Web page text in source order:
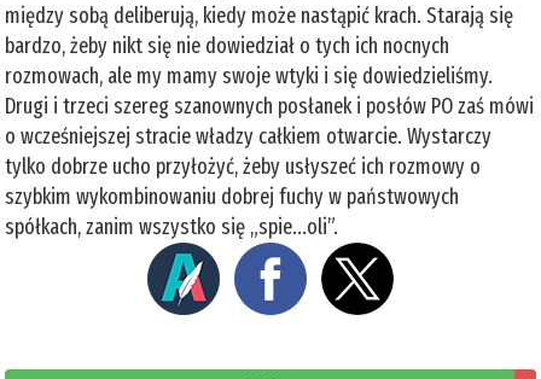
między sobą deliberują, kiedy może nastąpić krach. Starają się
bardzo, żeby nikt się nie dowiedział o tych ich nocnych
rozmowach, ale my mamy swoje wtyki i się dowiedzieliśmy.
Drugi i trzeci szereg szanownych posłanek i posłów PO zaś mówi
o wcześniejszej stracie władzy całkiem otwarcie. Wystarczy
tylko dobrze ucho przyłożyć, żeby usłyszeć ich rozmowy o
szybkim wykombinowaniu dobrej fuchy w państwowych
spółkach, zanim wszystko się „spie...oli”.